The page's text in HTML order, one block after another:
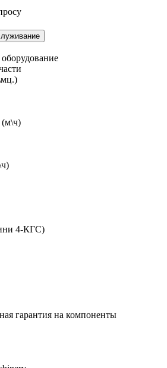
обслуживание
(м\ч)
4-КГС)
гарантия на компоненты